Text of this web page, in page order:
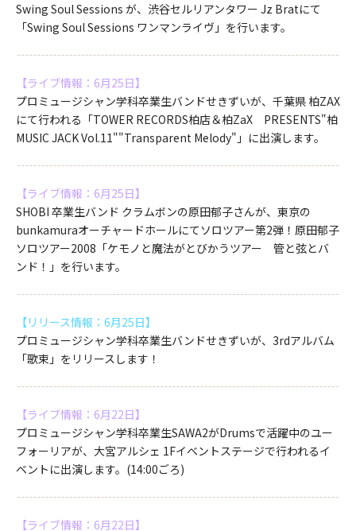
Swing Soul Sessions が、渋谷セルリアンタワー Jz Bratにて
「Swing Soul Sessions ワンマンライヴ」を行います。
【ライブ情報：6月25日】
プロミュージシャン学科卒業生バンドせきずいが、千葉県 柏ZAX
にて行われる「TOWER RECORDS柏店＆柏ZaX PRESENTS"柏
MUSIC JACK Vol.11""Transparent Melody"」に出演します。
【ライブ情報：6月25日】
SHOBI 卒業生バンド クラムボンの原田郁子さんが、東京の
bunkamuraオーチャードホールにてソロツアー第2弾！原田郁子
ソロツアー2008「ケモノと魔法がとびかうツアー 管と弦とバ
ンド！」を行います。
【リリース情報：6月25日】
プロミュージシャン学科卒業生バンドせきずいが、3rdアルバム
「歌束」をリリースします！
【ライブ情報：6月22日】
プロミュージシャン学科卒業生SAWA2がDrumsで活躍中のユー
フォーリアが、大宮アルシェ 1Fイベントステージで行われるイ
ベントに出演します。(14:00ごろ)
【ライブ情報：6月22日】